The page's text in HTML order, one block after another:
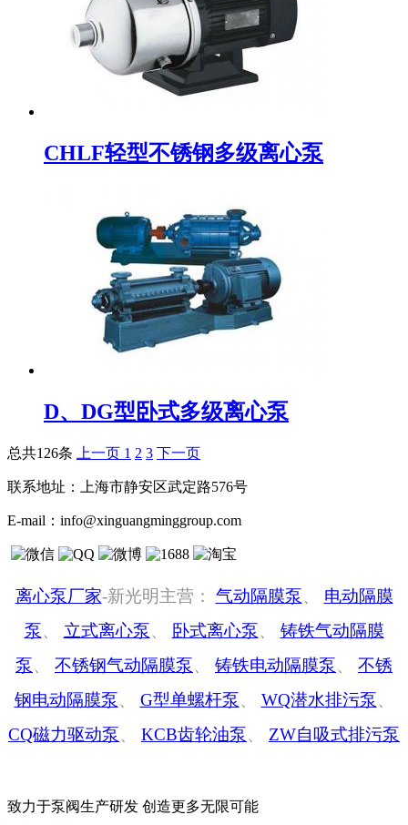
CHLF轻型不锈钢多级离心泵
D、DG型卧式多级离心泵
总共126条 上一页 1 2 3 下一页
联系地址： 上海市静安区武定路576号
E-mail： info@xinguangminggroup.com
离心泵厂家-新光明主营： 气动隔膜泵、 电动隔膜
泵、 立式离心泵、 卧式离心泵、 铸铁气动隔膜
泵、 不锈钢气动隔膜泵、 铸铁电动隔膜泵、 不锈
钢电动隔膜泵、 G型单螺杆泵、 WQ潜水排污泵、
CQ磁力驱动泵、 KCB齿轮油泵、 ZW自吸式排污泵
致力于泵阀生产研发 创造更多无限可能